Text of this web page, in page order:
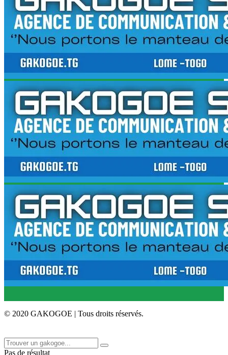
© 2020 GAKOGOE | Tous droits réservés.
Pas de résultat